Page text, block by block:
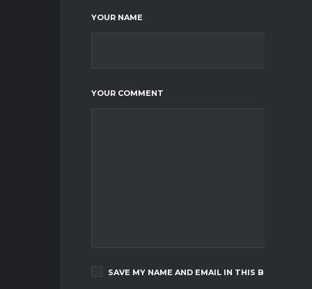
YOUR NAME
YOUR COMMENT
SAVE MY NAME AND EMAIL IN THIS BROWSER